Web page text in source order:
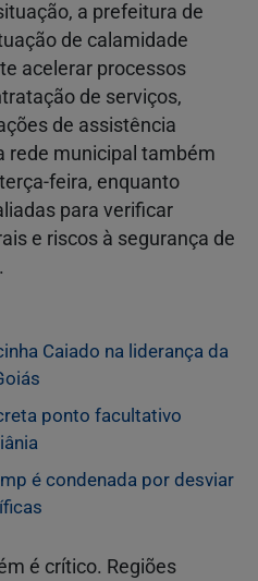
a prefeitura de
de calamidade
acelerar processos
de serviços,
de assistência
rede municipal também
feira, enquanto
para verificar
e riscos à segurança de
Caiado na liderança da
ponto facultativo
é condenada por desviar
é crítico. Regiões